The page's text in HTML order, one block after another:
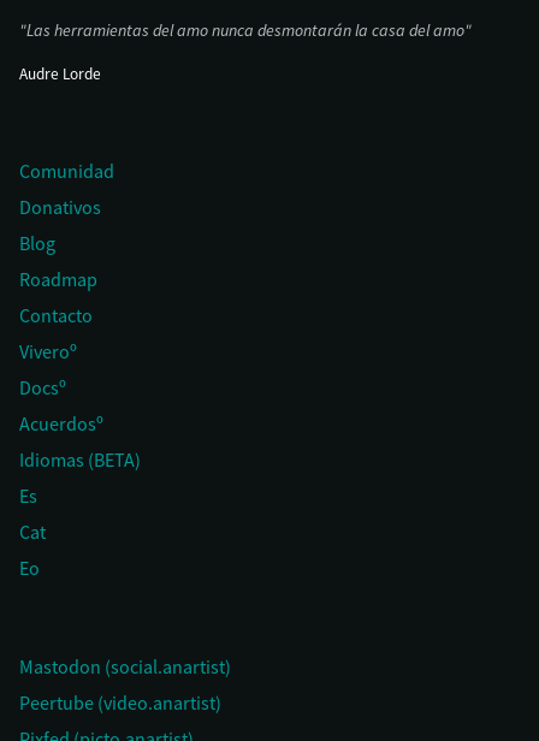
"Las herramientas del amo nunca desmontarán la casa del amo"
Audre Lorde
Comunidad
Donativos
Blog
Roadmap
Contacto
Viveroº
Docsº
Acuerdosº
Idiomas (BETA)
Es
Cat
Eo
Mastodon (social.anartist)
Peertube (video.anartist)